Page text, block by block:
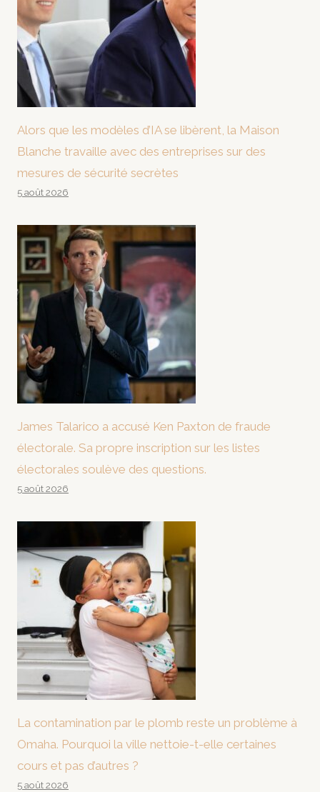
Alors que les modèles d’IA se libèrent, la Maison
Blanche travaille avec des entreprises sur des
mesures de sécurité secrètes
5 août 2026
James Talarico a accusé Ken Paxton de fraude
électorale. Sa propre inscription sur les listes
électorales soulève des questions.
5 août 2026
La contamination par le plomb reste un problème à
Omaha. Pourquoi la ville nettoie-t-elle certaines
cours et pas d’autres ?
5 août 2026